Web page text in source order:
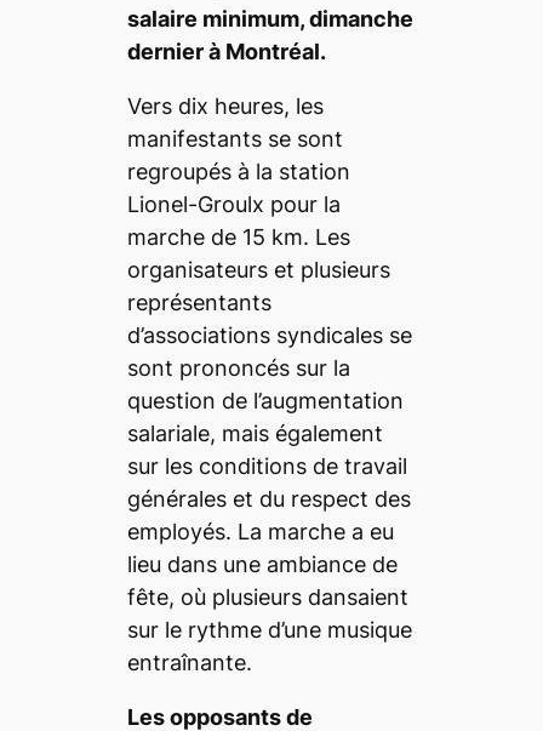
salaire minimum, dimanche
dernier à Montréal.
Vers dix heures, les
manifestants se sont
regroupés à la station
Lionel-Groulx pour la
marche de 15 km. Les
organisateurs et plusieurs
représentants
d’associations syndicales se
sont prononcés sur la
question de l’augmentation
salariale, mais également
sur les conditions de travail
générales et du respect des
employés. La marche a eu
lieu dans une ambiance de
fête, où plusieurs dansaient
sur le rythme d’une musique
entraînante.
Les opposants de